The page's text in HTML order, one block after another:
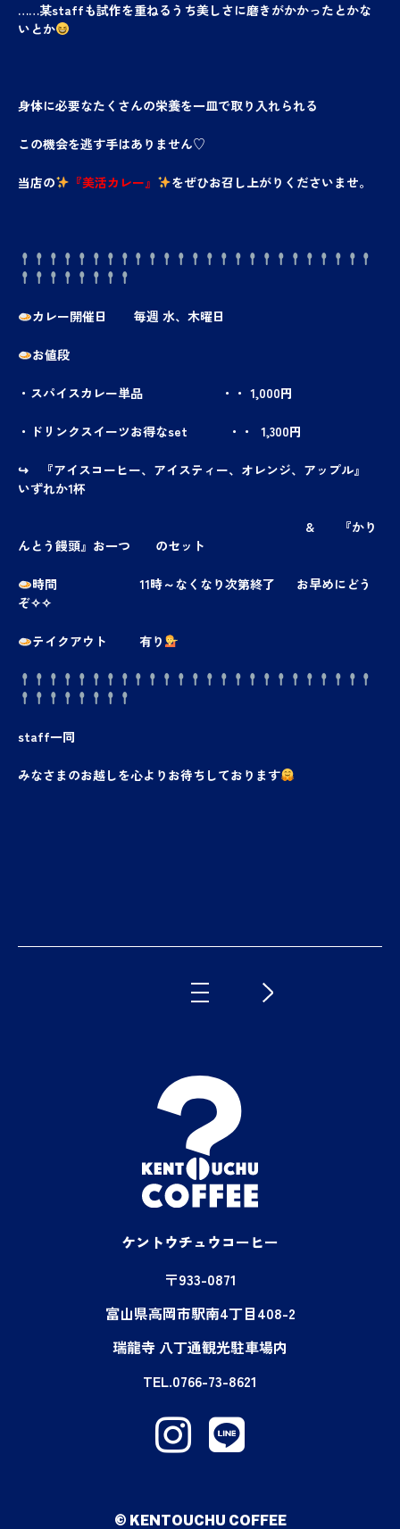
……某staffも試作を重ねるうち美しさに磨きがかかったとかな
いとか
身体に必要なたくさんの栄養を一皿で取り入れられる
この機会を逃す手はありません♡
当店の 『美活カレー』 をぜひお召し上がりくださいませ。
カレー開催日 毎週 水、木曜日
お値段
・スパイスカレー単品 ・・ 1,000円
・ドリンクスイーツお得なset ・・ 1,300円
↪ 『アイスコーヒー、アイスティー、オレンジ、アップル』
いずれか1杯
& 『かり
んとう饅頭』お一つ のセット
時間 11時～なくなり次第終了 お早めにどう
ぞ✧✧
テイクアウト 有り
staff一同
みなさまのお越しを心よりお待ちしております
ケントウチュウコーヒー
〒933-0871
富山県高岡市駅南4丁目408-2
瑞龍寺 八丁通観光駐車場内
TEL.0766-73-8621
© KENTOUCHU COFFEE